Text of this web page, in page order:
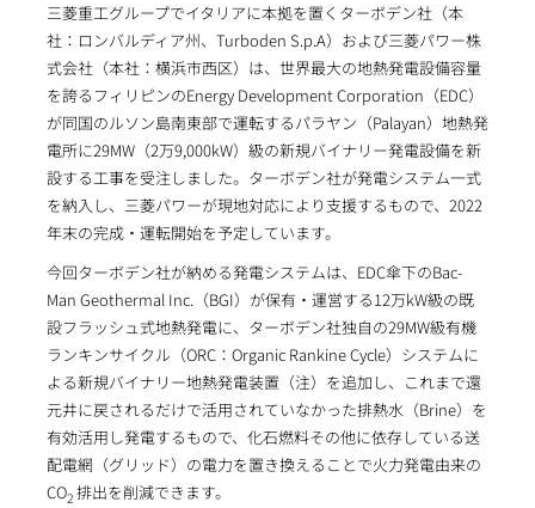
三菱重工グループでイタリアに本拠を置くターボデン社（本
社：ロンバルディア州、Turboden S.p.A）および三菱パワー株
式会社（本社：横浜市西区）は、世界最大の地熱発電設備容量
を誇るフィリピンのEnergy Development Corporation（EDC）
が同国のルソン島南東部で運転するパラヤン（Palayan）地熱発
電所に29MW（2万9,000kW）級の新規バイナリー発電設備を新
設する工事を受注しました。ターボデン社が発電システム一式
を納入し、三菱パワーが現地対応により支援するもので、2022
年末の完成・運転開始を予定しています。
今回ターボデン社が納める発電システムは、EDC傘下のBac-
Man Geothermal Inc.（BGI）が保有・運営する12万kW級の既
設フラッシュ式地熱発電に、ターボデン社独自の29MW級有機
ランキンサイクル（ORC：Organic Rankine Cycle）システムに
よる新規バイナリー地熱発電装置（注）を追加し、これまで還
元井に戻されるだけで活用されていなかった排熱水（Brine）を
有効活用し発電するもので、化石燃料その他に依存している送
配電網（グリッド）の電力を置き換えることで火力発電由来の
CO2 排出を削減できます。